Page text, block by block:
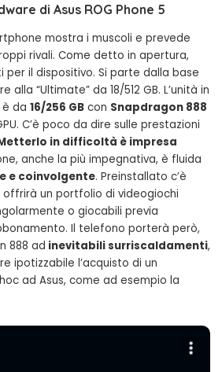
di Asus ROG Phone 5
mostra i muscoli e prevede
rivali. Come detto in apertura,
per il dispositivo. Si parte dalla base
alla “Ultimate” da 18/512 GB. L’unità in
da 16/256 GB con Snapdragon 888
C’è poco da dire sulle prestazioni
in difficoltà è impresa
anche la più impegnativa, è fluida
e coinvolgente. Preinstallato c’è
offrirà un portfolio di videogiochi
o giocabili previa
Il telefono porterà però,
888 ad inevitabili surriscaldamenti,
ipotizzabile l’acquisto di un
ad Asus, come ad esempio la